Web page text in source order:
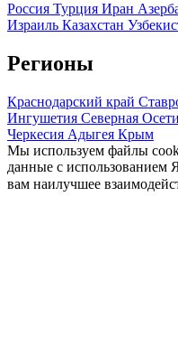
Россия Турция Иран
Израиль Казахстан
Регионы
Краснодарский край
Ингушетия Северная
Черкесия Адыгея Крым
Мы используем файлы
данные с использованием
вам наилучшее